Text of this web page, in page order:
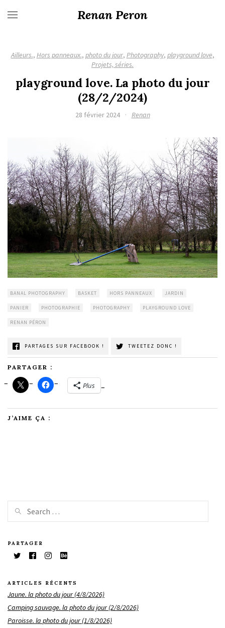
Renan Peron
Ailleurs., Hors panneaux., photo du jour, Photography, playground love,
Projets, séries.
playground love. La photo du jour
(28/2/2024)
28 février 2024 · Renan
BANAL PHOTOGRAPHY BASKET HORS PANNEAUX JARDIN
PANIER PHOTOGRAPHIE PHOTOGRAPHY PLAYGROUND LOVE
RENAN PÉRON
PARTAGES SUR FACEBOOK ! TWEETEZ DONC !
PARTAGER :
Plus
J’AIME ÇA :
PARTAGER
ARTICLES RÉCENTS
Jaune. la photo du jour (4/8/2026)
Camping sauvage. la photo du jour (2/8/2026)
Paroisse. la photo du jour (1/8/2026)